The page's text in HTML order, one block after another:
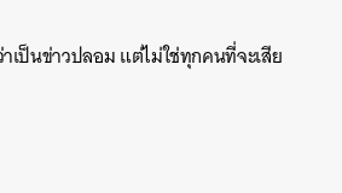
เป็นข่าวปลอม แต่ไม่ใช่ทุกคนที่จะเสีย